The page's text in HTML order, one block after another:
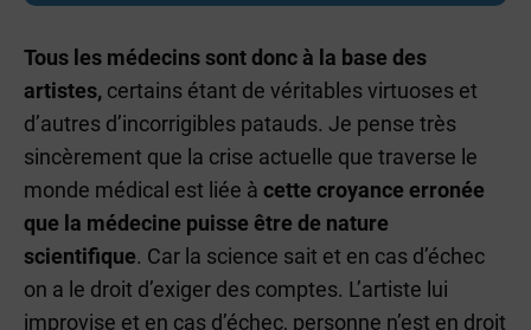
Tous les médecins sont donc à la base des
artistes, certains étant de véritables virtuoses et
d’autres d’incorrigibles patauds. Je pense très
sincèrement que la crise actuelle que traverse le
monde médical est liée à cette croyance erronée
que la médecine puisse être de nature
scientifique. Car la science sait et en cas d’échec
on a le droit d’exiger des comptes. L’artiste lui
improvise et en cas d’échec, personne n’est en droit